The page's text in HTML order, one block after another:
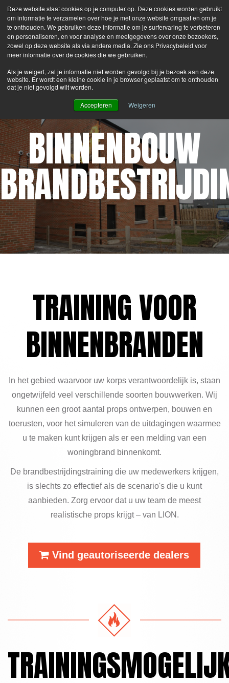
Deze website slaat cookies op je computer op. Deze cookies worden gebruikt
om informatie te verzamelen over hoe je met onze website omgaat en om je
te onthouden. We gebruiken deze informatie om je surfervaring te verbeteren
en personaliseren, en voor analyse en meetgegevens over onze bezoekers,
zowel op deze website als via andere media. Zie ons Privacybeleid voor
meer informatie over de cookies die we gebruiken.
Als je weigert, zal je informatie niet worden gevolgd bij je bezoek aan deze
website. Er wordt een kleine cookie in je browser geplaatst om te onthouden
dat je niet gevolgd wilt worden.
Accepteren Weigeren
Search Login Contacteer Ons
MENU
Latest News:Bullex ®is now part of the Lion Group.
BINNENBOUW
TRAINING VOOR
BINNENBRANDEN
In het gebied waarvoor uw korps verantwoordelijk is, staan
ongetwijfeld veel verschillende soorten bouwwerken. Wij
kunnen een groot aantal props ontwerpen, bouwen en
toerusten, voor het simuleren van de uitdagingen waarmee
u te maken kunt krijgen als er een melding van een
woningbrand binnenkomt.
De brandbestrijdingstraining die uw medewerkers krijgen,
is slechts zo effectief als de scenario's die u kunt
aanbieden. Zorg ervoor dat u uw team de meest
realistische props krijgt – van LION.
Vind geautoriseerde dealers